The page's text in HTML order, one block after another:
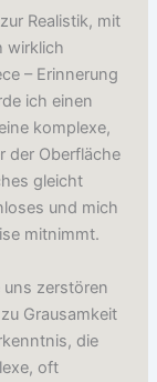
Realistik, mit
wirklich
– Erinnerung
ich einen
komplexe,
der Oberfläche
gleicht
und mich
mitnimmt.
zerstören
Grausamkeit
die
oft